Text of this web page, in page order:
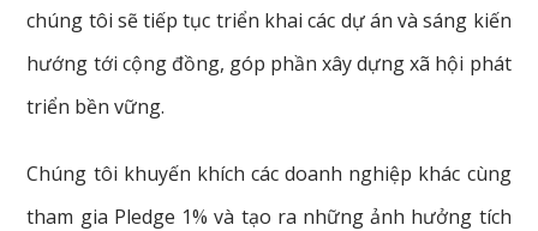
chúng tôi sẽ tiếp tục triển khai các dự án và sáng kiến
hướng tới cộng đồng, góp phần xây dựng xã hội phát
triển bền vững.
Chúng tôi khuyến khích các doanh nghiệp khác cùng
tham gia Pledge 1% và tạo ra những ảnh hưởng tích